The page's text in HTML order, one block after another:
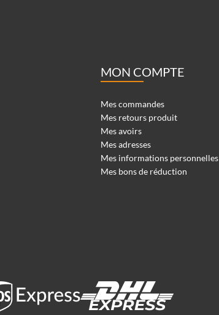
MON COMPTE
Mes commandes
Mes retours produit
Mes avoirs
Mes adresses
Mes informations personnelles
Mes bons de réduction